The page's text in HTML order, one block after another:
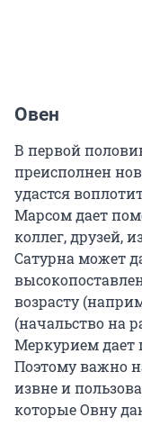
Овен
В первой
преисполнен
удастся
Марсом дает
коллег, друзей,
Сатурна может
возрасту
(начальство на
Меркурием дает
Поэтому важно
извне и
которые Овну